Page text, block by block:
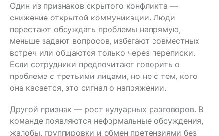
Один из признаков скрытого конфликта —
снижение открытой коммуникации. Люди
перестают обсуждать проблемы напрямую,
меньше задают вопросов, избегают совместных
встреч или общаются только через переписки.
Если сотрудники предпочитают говорить о
проблеме с третьими лицами, но не с тем, кого
она касается, это сигнал о напряжении.
Другой признак — рост кулуарных разговоров. В
команде появляются неформальные обсуждения,
жалобы, группировки и обмен претензиями без